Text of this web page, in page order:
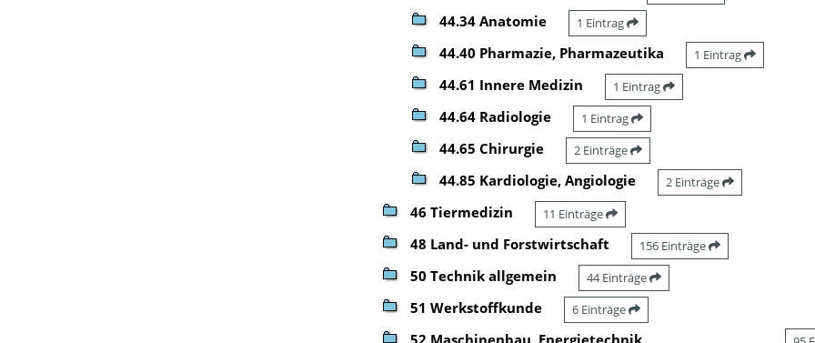
44.34 Anatomie 1 Eintrag
44.40 Pharmazie, Pharmazeutika 1 Eintrag
44.61 Innere Medizin 1 Eintrag
44.64 Radiologie 1 Eintrag
44.65 Chirurgie 2 Einträge
44.85 Kardiologie, Angiologie 2 Einträge
46 Tiermedizin 11 Einträge
48 Land- und Forstwirtschaft 156 Einträge
50 Technik allgemein 44 Einträge
51 Werkstoffkunde 6 Einträge
52 Maschinenbau, Energietechnik,